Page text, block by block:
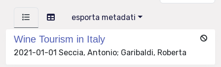
esporta metadati
Wine Tourism in Italy
2021-01-01 Seccia, Antonio; Garibaldi, Roberta